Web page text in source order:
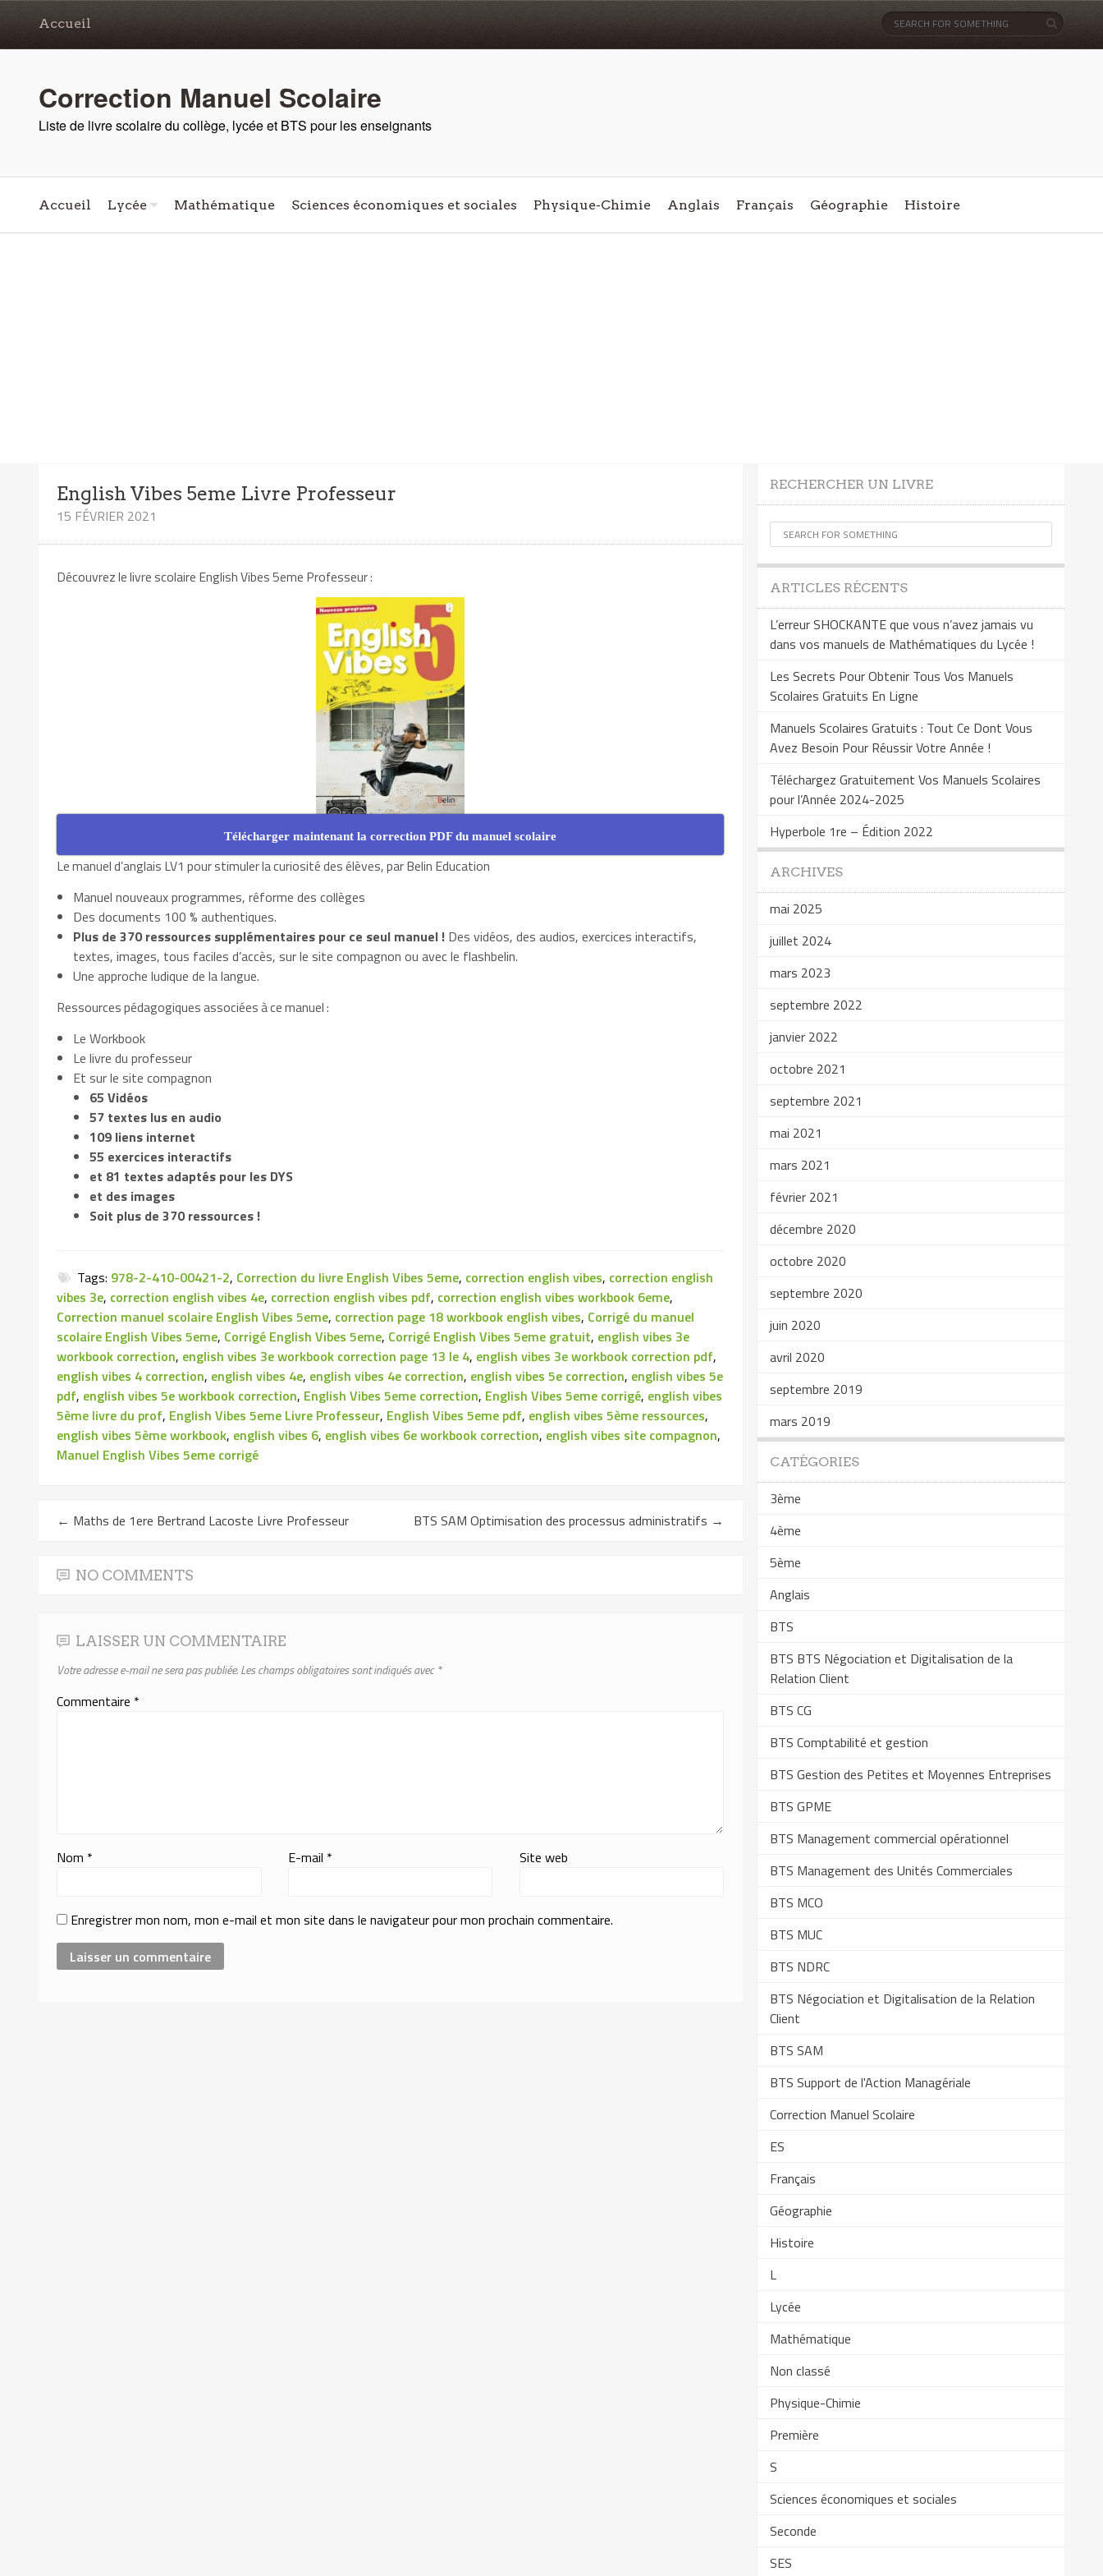
Accueil
Correction Manuel Scolaire
Liste de livre scolaire du collège, lycée et BTS pour les enseignants
Accueil Lycée Mathématique Sciences économiques et sociales Physique-Chimie Anglais Français Géographie Histoire
English Vibes 5eme Livre Professeur
15 FÉVRIER 2021
Découvrez le livre scolaire English Vibes 5eme Professeur :
Télécharger maintenant la correction PDF du manuel scolaire
Le manuel d’anglais LV1 pour stimuler la curiosité des élèves, par Belin Education
Manuel nouveaux programmes, réforme des collèges
Des documents 100 % authentiques.
Plus de 370 ressources supplémentaires pour ce seul manuel ! Des vidéos, des audios, exercices interactifs,
textes, images, tous faciles d’accès, sur le site compagnon ou avec le flashbelin.
Une approche ludique de la langue.
Ressources pédagogiques associées à ce manuel :
Le Workbook
Le livre du professeur
Et sur le site compagnon
65 Vidéos
57 textes lus en audio
109 liens internet
55 exercices interactifs
et 81 textes adaptés pour les DYS
et des images
Soit plus de 370 ressources !
Tags: 978-2-410-00421-2, Correction du livre English Vibes 5eme, correction english vibes, correction english
vibes 3e, correction english vibes 4e, correction english vibes pdf, correction english vibes workbook 6eme,
Correction manuel scolaire English Vibes 5eme, correction page 18 workbook english vibes, Corrigé du manuel
scolaire English Vibes 5eme, Corrigé English Vibes 5eme, Corrigé English Vibes 5eme gratuit, english vibes 3e
workbook correction, english vibes 3e workbook correction page 13 le 4, english vibes 3e workbook correction pdf,
english vibes 4 correction, english vibes 4e, english vibes 4e correction, english vibes 5e correction, english vibes 5e
pdf, english vibes 5e workbook correction, English Vibes 5eme correction, English Vibes 5eme corrigé, english vibes
5ème livre du prof, English Vibes 5eme Livre Professeur, English Vibes 5eme pdf, english vibes 5ème ressources,
english vibes 5ème workbook, english vibes 6, english vibes 6e workbook correction, english vibes site compagnon,
Manuel English Vibes 5eme corrigé
← Maths de 1ere Bertrand Lacoste Livre Professeur BTS SAM Optimisation des processus administratifs →
NO COMMENTS
LAISSER UN COMMENTAIRE
Votre adresse e-mail ne sera pas publiée.Les champs obligatoires sont indiqués avec*
Commentaire *
Nom * E-mail * Site web
Enregistrer mon nom, mon e-mail et mon site dans le navigateur pour mon prochain commentaire.
RECHERCHER UN LIVRE
ARTICLES RÉCENTS
L’erreur SHOCKANTE que vous n’avez jamais vu
dans vos manuels de Mathématiques du Lycée !
Les Secrets Pour Obtenir Tous Vos Manuels
Scolaires Gratuits En Ligne
Manuels Scolaires Gratuits : Tout Ce Dont Vous
Avez Besoin Pour Réussir Votre Année !
Téléchargez Gratuitement Vos Manuels Scolaires
pour l’Année 2024-2025
Hyperbole 1re – Édition 2022
ARCHIVES
mai 2025
juillet 2024
mars 2023
septembre 2022
janvier 2022
octobre 2021
septembre 2021
mai 2021
mars 2021
février 2021
décembre 2020
octobre 2020
septembre 2020
juin 2020
avril 2020
septembre 2019
mars 2019
CATÉGORIES
3ème
4ème
5ème
Anglais
BTS
BTS BTS Négociation et Digitalisation de la
Relation Client
BTS CG
BTS Comptabilité et gestion
BTS Gestion des Petites et Moyennes Entreprises
BTS GPME
BTS Management commercial opérationnel
BTS Management des Unités Commerciales
BTS MCO
BTS MUC
BTS NDRC
BTS Négociation et Digitalisation de la Relation
Client
BTS SAM
BTS Support de l'Action Managériale
Correction Manuel Scolaire
ES
Français
Géographie
Histoire
L
Lycée
Mathématique
Non classé
Physique-Chimie
Première
S
Sciences économiques et sociales
Seconde
SES